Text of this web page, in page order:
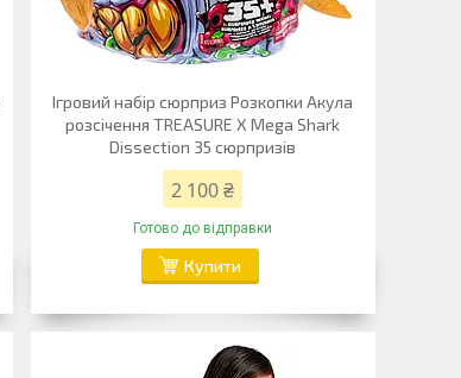
Ігровий набір сюрприз Розкопки Акула
розсічення TREASURE X Mega Shark
Dissection 35 сюрпризів
2 100 ₴
Готово до відправки
Купити